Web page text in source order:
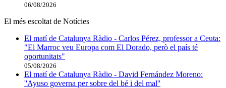
06/08/2026
El més escoltat de Notícies
El matí de Catalunya Ràdio - Carlos Pérez, professor a Ceuta:
"El Marroc veu Europa com El Dorado, però el país té
oportunitats"
05/08/2026
El matí de Catalunya Ràdio - David Fernández Moreno:
''Ayuso governa per sobre del bé i del mal''